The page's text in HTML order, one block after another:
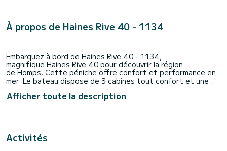
À propos de Haines Rive 40 - 1134
Embarquez à bord de Haines Rive 40 - 1134,
magnifique Haines Rive 40 pour découvrir la région
de Homps. Cette péniche offre confort et performance en
mer. Le bateau dispose de 3 cabines tout confort et une
totale de 11.74 mètres, il sera votre meilleur allié pour
sont gérées directement pas SamBoat. Vous obtiendrez les
Afficher toute la description
Activités